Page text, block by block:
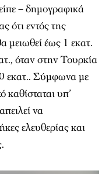
– δημογραφικά
ότι εντός της
μειωθεί έως 1 εκατ.
., όταν στην Τουρκία
εκατ.. Σύμφωνα με
καθίσταται υπ’
να
ελευθερίας και